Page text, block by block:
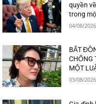
quyền
trong
04/08/2026
BẤT
CHỐNG
MỘT
03/08/2026